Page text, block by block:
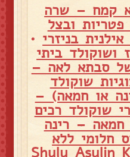
קמח – שרה
ובצל
בניזרי •
ושוקולד ביתי
סבתא לאה –
שוקולד
או חמאה) –
שוקולד רכים
חמאה – רינה
חלומי ללא